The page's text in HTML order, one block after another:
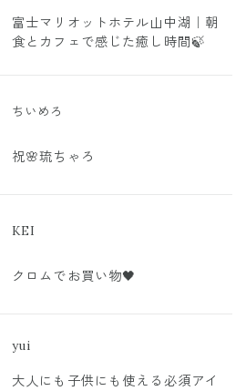
富士マリオットホテル山中湖｜朝
食とカフェで感じた癒し時間🍃
ちいめろ
祝🌸琉ちゃろ
KEI
クロムでお買い物🖤
yui
大人にも子供にも使える必須アイ